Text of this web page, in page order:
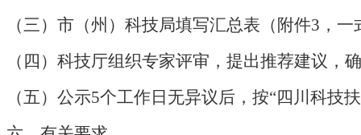
（三）市（州）科技局填写汇总表（附件3 ，一
（四）科技厅组织专家评审，提出推荐建议，
（五）公示5个工作日无异议后，按“四川科技